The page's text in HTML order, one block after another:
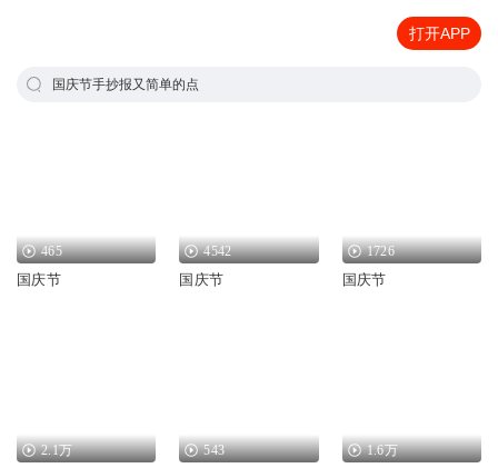
打开APP
国庆节手抄报又简单的点
465
国庆节
4542
国庆节
1726
国庆节
2.1万 543 1.6万